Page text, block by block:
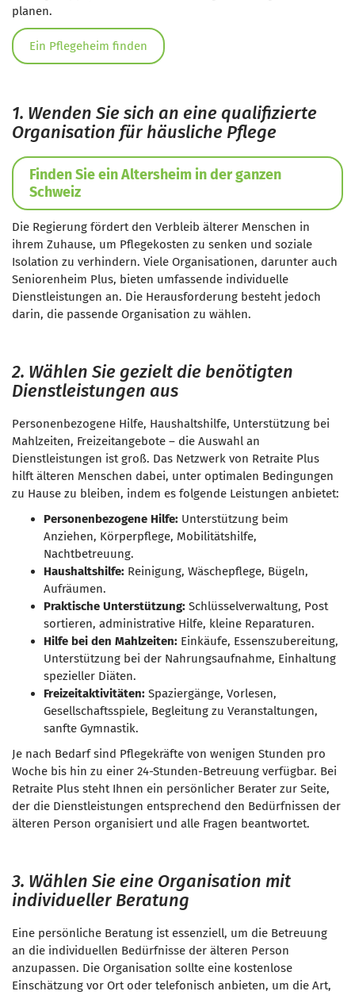
planen.
Ein Pflegeheim finden
1. Wenden Sie sich an eine qualifizierte
Organisation für häusliche Pflege
Finden Sie ein Altersheim in der ganzen
Schweiz
Die Regierung fördert den Verbleib älterer Menschen in
ihrem Zuhause, um Pflegekosten zu senken und soziale
Isolation zu verhindern. Viele Organisationen, darunter auch
Seniorenheim Plus, bieten umfassende individuelle
Dienstleistungen an. Die Herausforderung besteht jedoch
darin, die passende Organisation zu wählen.
2. Wählen Sie gezielt die benötigten
Dienstleistungen aus
Personenbezogene Hilfe, Haushaltshilfe, Unterstützung bei
Mahlzeiten, Freizeitangebote – die Auswahl an
Dienstleistungen ist groß. Das Netzwerk von Retraite Plus
hilft älteren Menschen dabei, unter optimalen Bedingungen
zu Hause zu bleiben, indem es folgende Leistungen anbietet:
Personenbezogene Hilfe: Unterstützung beim
Anziehen, Körperpflege, Mobilitätshilfe,
Nachtbetreuung.
Haushaltshilfe: Reinigung, Wäschepflege, Bügeln,
Aufräumen.
Praktische Unterstützung: Schlüsselverwaltung, Post
sortieren, administrative Hilfe, kleine Reparaturen.
Hilfe bei den Mahlzeiten: Einkäufe, Essenszubereitung,
Unterstützung bei der Nahrungsaufnahme, Einhaltung
spezieller Diäten.
Freizeitaktivitäten: Spaziergänge, Vorlesen,
Gesellschaftsspiele, Begleitung zu Veranstaltungen,
sanfte Gymnastik.
Je nach Bedarf sind Pflegekräfte von wenigen Stunden pro
Woche bis hin zu einer 24-Stunden-Betreuung verfügbar. Bei
Retraite Plus steht Ihnen ein persönlicher Berater zur Seite,
der die Dienstleistungen entsprechend den Bedürfnissen der
älteren Person organisiert und alle Fragen beantwortet.
3. Wählen Sie eine Organisation mit
individueller Beratung
Eine persönliche Beratung ist essenziell, um die Betreuung
an die individuellen Bedürfnisse der älteren Person
anzupassen. Die Organisation sollte eine kostenlose
Einschätzung vor Ort oder telefonisch anbieten, um die Art,